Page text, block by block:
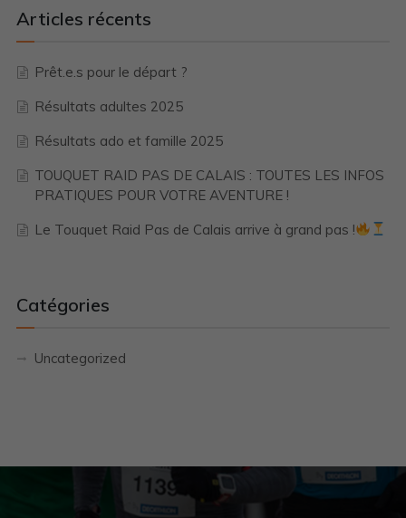
Articles récents
Prêt.e.s pour le départ ?
Résultats adultes 2025
Résultats ado et famille 2025
TOUQUET RAID PAS DE CALAIS : TOUTES LES INFOS
PRATIQUES POUR VOTRE AVENTURE !
Le Touquet Raid Pas de Calais arrive à grand pas !
Catégories
Uncategorized